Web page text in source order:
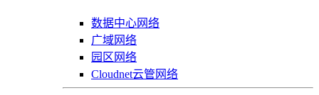
数据中心网络
广域网络
园区网络
Cloudnet云管网络